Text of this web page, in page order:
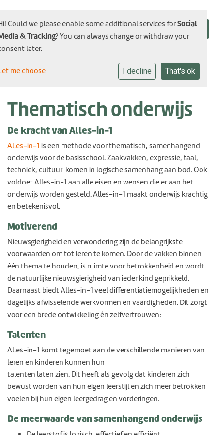
Thematisch onderwijs
De kracht van Alles-in-1
Alles-in-1 is een methode voor thematisch, samenhangend
onderwijs voor de basisschool. Zaakvakken, expressie, taal,
techniek, cultuur komen in logische samenhang aan bod. Ook
voldoet Alles-in-1 aan alle eisen en wensen die er aan het
onderwijs worden gesteld. Alles-in-1 maakt onderwijs krachtig
en betekenisvol.
Motiverend
Nieuwsgierigheid en verwondering zijn de belangrijkste
voorwaarden om tot leren te komen. Door de vakken binnen
één thema te houden, is ruimte voor betrokkenheid en wordt
de natuurlijke nieuwsgierigheid van ieder kind geprikkeld.
Daarnaast biedt Alles-in-1 veel differentiatiemogelijkheden en
dagelijks afwisselende werkvormen en vaardigheden. Dit zorgt
voor een brede ontwikkeling én zelfvertrouwen:
Talenten
Alles-in-1 komt tegemoet aan de verschillende manieren van
leren en kinderen kunnen hun
talenten laten zien. Dit heeft als gevolg dat kinderen zich
bewust worden van hun eigen leerstijl en zich meer betrokken
voelen bij hun eigen leergedrag en vorderingen.
De meerwaarde van samenhangend onderwijs
Could we please enable some additional services forSocial
& Tracking? You can always change or withdraw your
later.
me choose I decline That's ok